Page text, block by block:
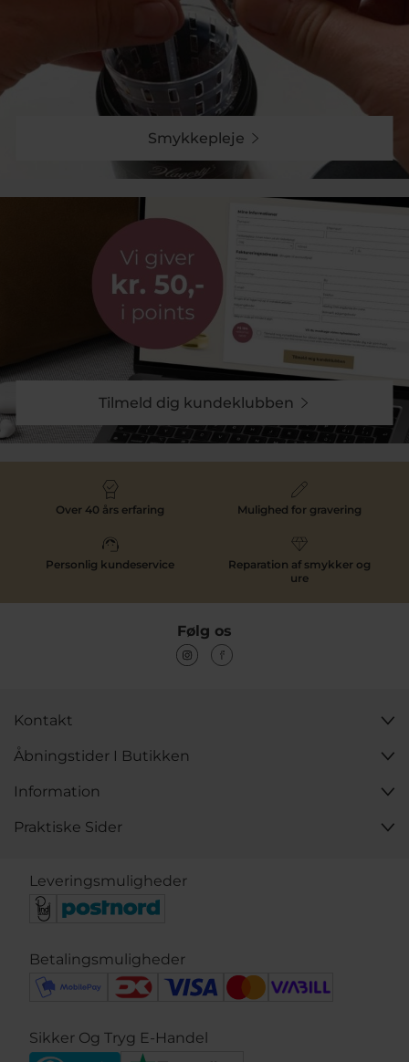
100% sikker på er høj kvalitet og har et unikt design.
PANDORA udsalg i kundeklub
Handler du på vores hjemmeside, kan du med fordel
oprette dig som kundeklubmedlem. Her opnås en unik
kundeklubrabat på 12% på alle PANDORA smykker.
gratis at blive medlemog man sparer blandt andet på
PANDORA Me kollektionen.
Køb PANDORA Me hos guldsmed Pind J. Design
Find et stort udvalg af PANDORA Me smykker her på
siden. Vi har et spændende udvalg af PANDORA Me
smykker som kan kombineres med dit armbånd som
vedhæng. Vi er en af de største online forhandlere af
PANDORA og opdaterer løbende vores sortiment med
nye og eksklusive smykker. Handler du for mere end
499 kr, tilbyder vi gratis fragt og har ekstra tryghed i
vores e-mærke.
Smykkepleje
Tilmeld dig kundeklubben
Over 40 års erfaring Mulighed for gravering
Personlig kundeservice
Reparation af smykker og
ure
Følg os
Kontakt
Åbningstider I Butikken
Information
Praktiske Sider
Leveringsmuligheder
Betalingsmuligheder
Sikker Og Tryg E-Handel